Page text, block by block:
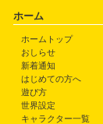
ホーム
ホームトップ
おしらせ
新着通知
はじめての方へ
遊び方
世界設定
キャラクター一覧